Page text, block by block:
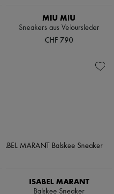
MIU MIU
Sneakers aus Veloursleder
CHF 790
ISABEL MARANT
Balskee Sneaker